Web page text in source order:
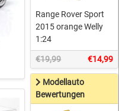
Range Rover Sport
2015 orange Welly
1:24
€19,99 €14,99
Modellauto
Bewertungen